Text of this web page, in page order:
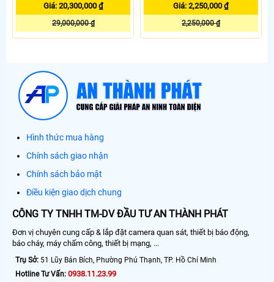
Giá: 20,300,000 ₫
29,000,000 ₫
Giá: 2,250,000 ₫
2,250,000 ₫
Hình thức mua hàng
Chính sách giao nhận
Chính sách bảo mật
Điều kiện giao dịch chung
CÔNG TY TNHH TM-DV ĐẦU TƯ AN THÀNH PHÁT
Đơn vị chuyên cung cấp & lắp đặt camera quan sát, thiết bị báo động,
báo cháy, máy chấm công, thiết bị mạng, ...
Trụ Sở: 51 Lũy Bán Bích, Phường Phú Thạnh, TP. Hồ Chí Minh
Hotline Tư Vấn: 0938.11.23.99